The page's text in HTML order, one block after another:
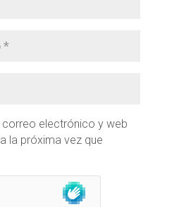
correo electrónico y web
la próxima vez que